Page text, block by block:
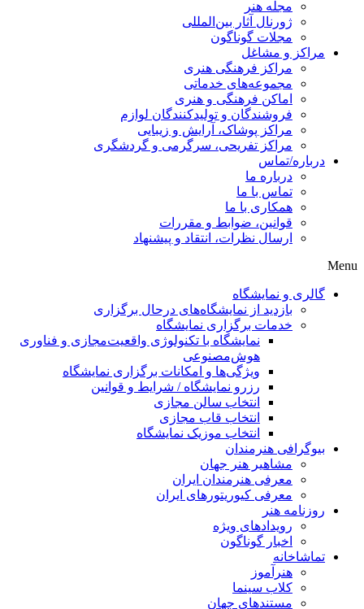
مجله هنر
ژورنال آثار بین‌المللی
مجلات گوناگون
مراکز و مشاغل
مراکز فرهنگی هنری
مجموعه‌های خدماتی
اماکن فرهنگی و هنری
فروشندگان و تولیدکنندگان لوازم
مراکز پوشاک، آرایش و زیبایی
مراکز تفریحی، سرگرمی و گردشگری
درباره/تماس
درباره ما
تماس با ما
همکاری با ما
قوانین، ضوابط و مقررات
ارسال نظرات، انتقاد و پیشنهاد
Menu
گالری و نمایشگاه
بازدید از نمایشگاه‌های درحال برگزاری
خدمات برگزاری نمایشگاه
نمایشگاه با تکنولوژی واقعیت‌مجازی و فناوری
هوش‌مصنوعی
ویژگی‌ها و امکانات برگزاری نمایشگاه
رزرو نمایشگاه / شرایط و قوانین
انتخاب سالن مجازی
انتخاب قاب مجازی
انتخاب موزیک نمایشگاه
بیوگرافی هنرمندان
مشاهیر هنر جهان
معرفی هنرمندان ایران
معرفی کیوریتورهای ایران
روزنامه هنر
رویدادهای ویژه
اخبار گوناگون
تماشاخانه
هنرآموز
کلاب سینما
مستندهای جهان